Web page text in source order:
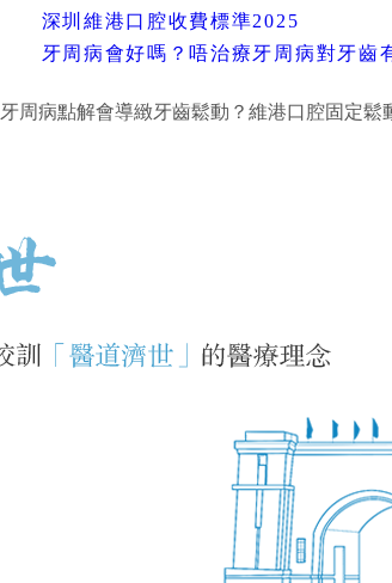
深圳維港口腔收費標準2025
牙周病會好嗎？唔治療牙周病對牙齒
牙周病點解會導緻牙齒鬆動？維港口腔固定鬆